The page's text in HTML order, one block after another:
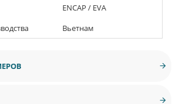
ENCAP / EVA
Вьетнам